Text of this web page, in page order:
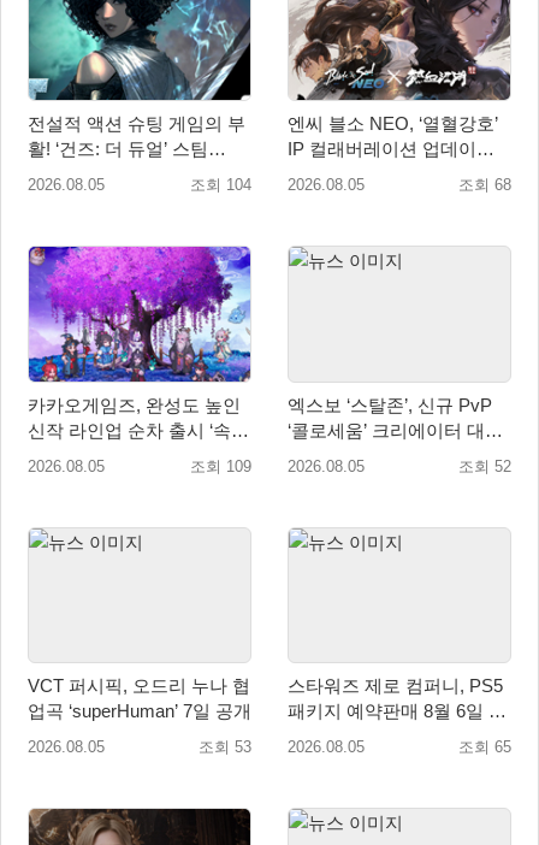
전설적 액션 슈팅 게임의 부
활! ‘건즈: 더 듀얼’ 스팀
(Steam) 8월 14일 정식 오픈
2026.08.05 조회 104
엔씨 블소 NEO, ‘열혈강호’
IP 컬래버레이션 업데이트
사전예약 시작
2026.08.05 조회 68
카카오게임즈, 완성도 높인
신작 라인업 순차 출시 ‘속
도’
2026.08.05 조회 109
엑스보 ‘스탈존’, 신규 PvP
‘콜로세움’ 크리에이터 대회
개최
2026.08.05 조회 52
VCT 퍼시픽, 오드리 누나 협
업곡 ‘superHuman’ 7일 공개
2026.08.05 조회 53
스타워즈 제로 컴퍼니, PS5
패키지 예약판매 8월 6일 시
작... 8월 27일 국내 정식 발
2026.08.05 조회 65